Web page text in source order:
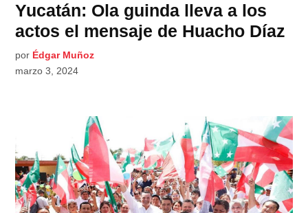
Yucatán: Ola guinda lleva a los
actos el mensaje de Huacho Díaz
por Édgar Muñoz
marzo 3, 2024